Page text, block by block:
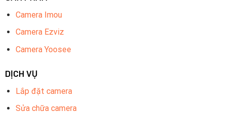
Camera Imou
Camera Ezviz
Camera Yoosee
DỊCH VỤ
Lắp đặt camera
Sửa chữa camera